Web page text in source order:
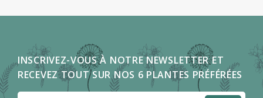
INSCRIVEZ-VOUS À NOTRE NEWSLETTER ET
RECEVEZ TOUT SUR NOS 6 PLANTES PRÉFÉRÉES